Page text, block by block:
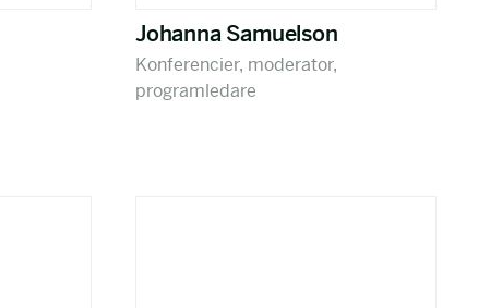
Johanna Samuelson
Konferencier, moderator,
programledare